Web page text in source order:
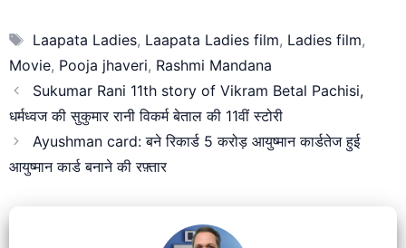
Tags
Laapata Ladies, Laapata Ladies film, Ladies film,
Movie, Pooja jhaveri, Rashmi Mandana
Sukumar Rani 11th story of Vikram Betal Pachisi,
धर्मध्वज की सुकुमार रानी विकर्म बेताल की 11वीं स्टोरी
Ayushman card: बने रिकार्ड 5 करोड़ आयुष्मान कार्डतेज हुई
आयुष्मान कार्ड बनाने की रफ़्तार